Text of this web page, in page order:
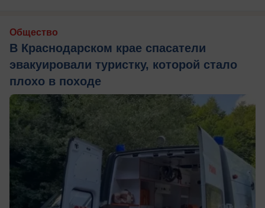
Общество
В Краснодарском крае спасатели
эвакуировали туристку, которой стало
плохо в походе